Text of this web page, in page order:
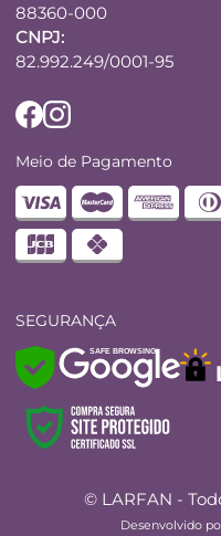
88360-000
CNPJ:
82.992.249/0001-95
Meio de Pagamento
SEGURANÇA
SAFE BROWSING
© LARFAN -
Desenvolvido